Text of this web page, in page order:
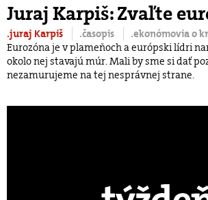
Juraj Karpiš: Zvaľte
.juraj Karpiš .časopis .ekonómovia o
Eurozóna je v plameňoch a európski lídri
okolo nej stavajú múr. Mali by sme si dať
nezamurujeme na tej nesprávnej strane.